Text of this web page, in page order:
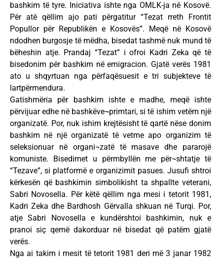
bashkim të tyre. Iniciativa ishte nga OMLK-ja në Kosovë.
Për atë qëllim ajo pati përgatitur “Tezat rreth Frontit
Popullor për Republikën e Kosovës”. Meqë në Kosovë
ndodhen burgosje të mëdha, bisedat tashmë nuk mund të
bëheshin atje. Prandaj “Tezat” i ofroi Kadri Zeka që të
bisedonim për bashkim në emigracion. Gjatë verës 1981
ato u shqyrtuan nga përfaqësuesit e tri subjekteve të
lartpërmendura.
Gatishmëria për bashkim ishte e madhe, meqë ishte
përvijuar edhe në bashkëve¬primtari, si të ishim vetëm një
organizatë. Por, nuk ishim krejtësisht të qartë nëse donim
bashkim në një organizatë të vetme apo organizim të
seleksionuar në organi¬zatë të masave dhe pararojë
komuniste. Bisedimet u përmbyllën me për¬shtatje të
“Tezave”, si platformë e organizimit pasues. Jusufi shtroi
kërkesën që bashkimin simbolikisht ta shpallte veterani,
Sabri Novosella. Për këtë qëllim nga mesi i tetorit 1981,
Kadri Zeka dhe Bardhosh Gërvalla shkuan në Turqi. Por,
atje Sabri Novosella e kundërshtoi bashkimin, nuk e
pranoi siç qemë dakorduar në bisedat që patëm gjatë
verës.
Nga ai takim i mesit të tetorit 1981 deri më 3 janar 1982